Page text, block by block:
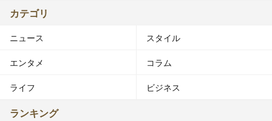
カテゴリ
ニュース スタイル
エンタメ コラム
ライフ ビジネス
ランキング